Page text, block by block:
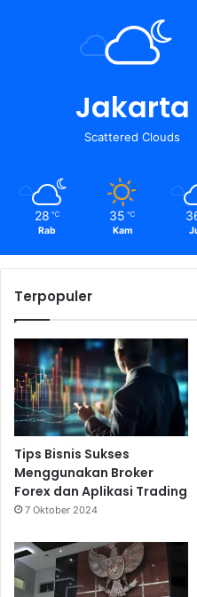
Jakarta
Scattered Clouds
28 ℃
Rab
35 ℃
Kam
Terpopuler
Tips Bisnis Sukses
Menggunakan Broker
Forex dan Aplikasi Trading
7 Oktober 2024